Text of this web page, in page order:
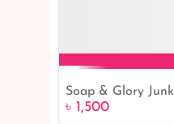
Soap & Glory
৳ 1,500